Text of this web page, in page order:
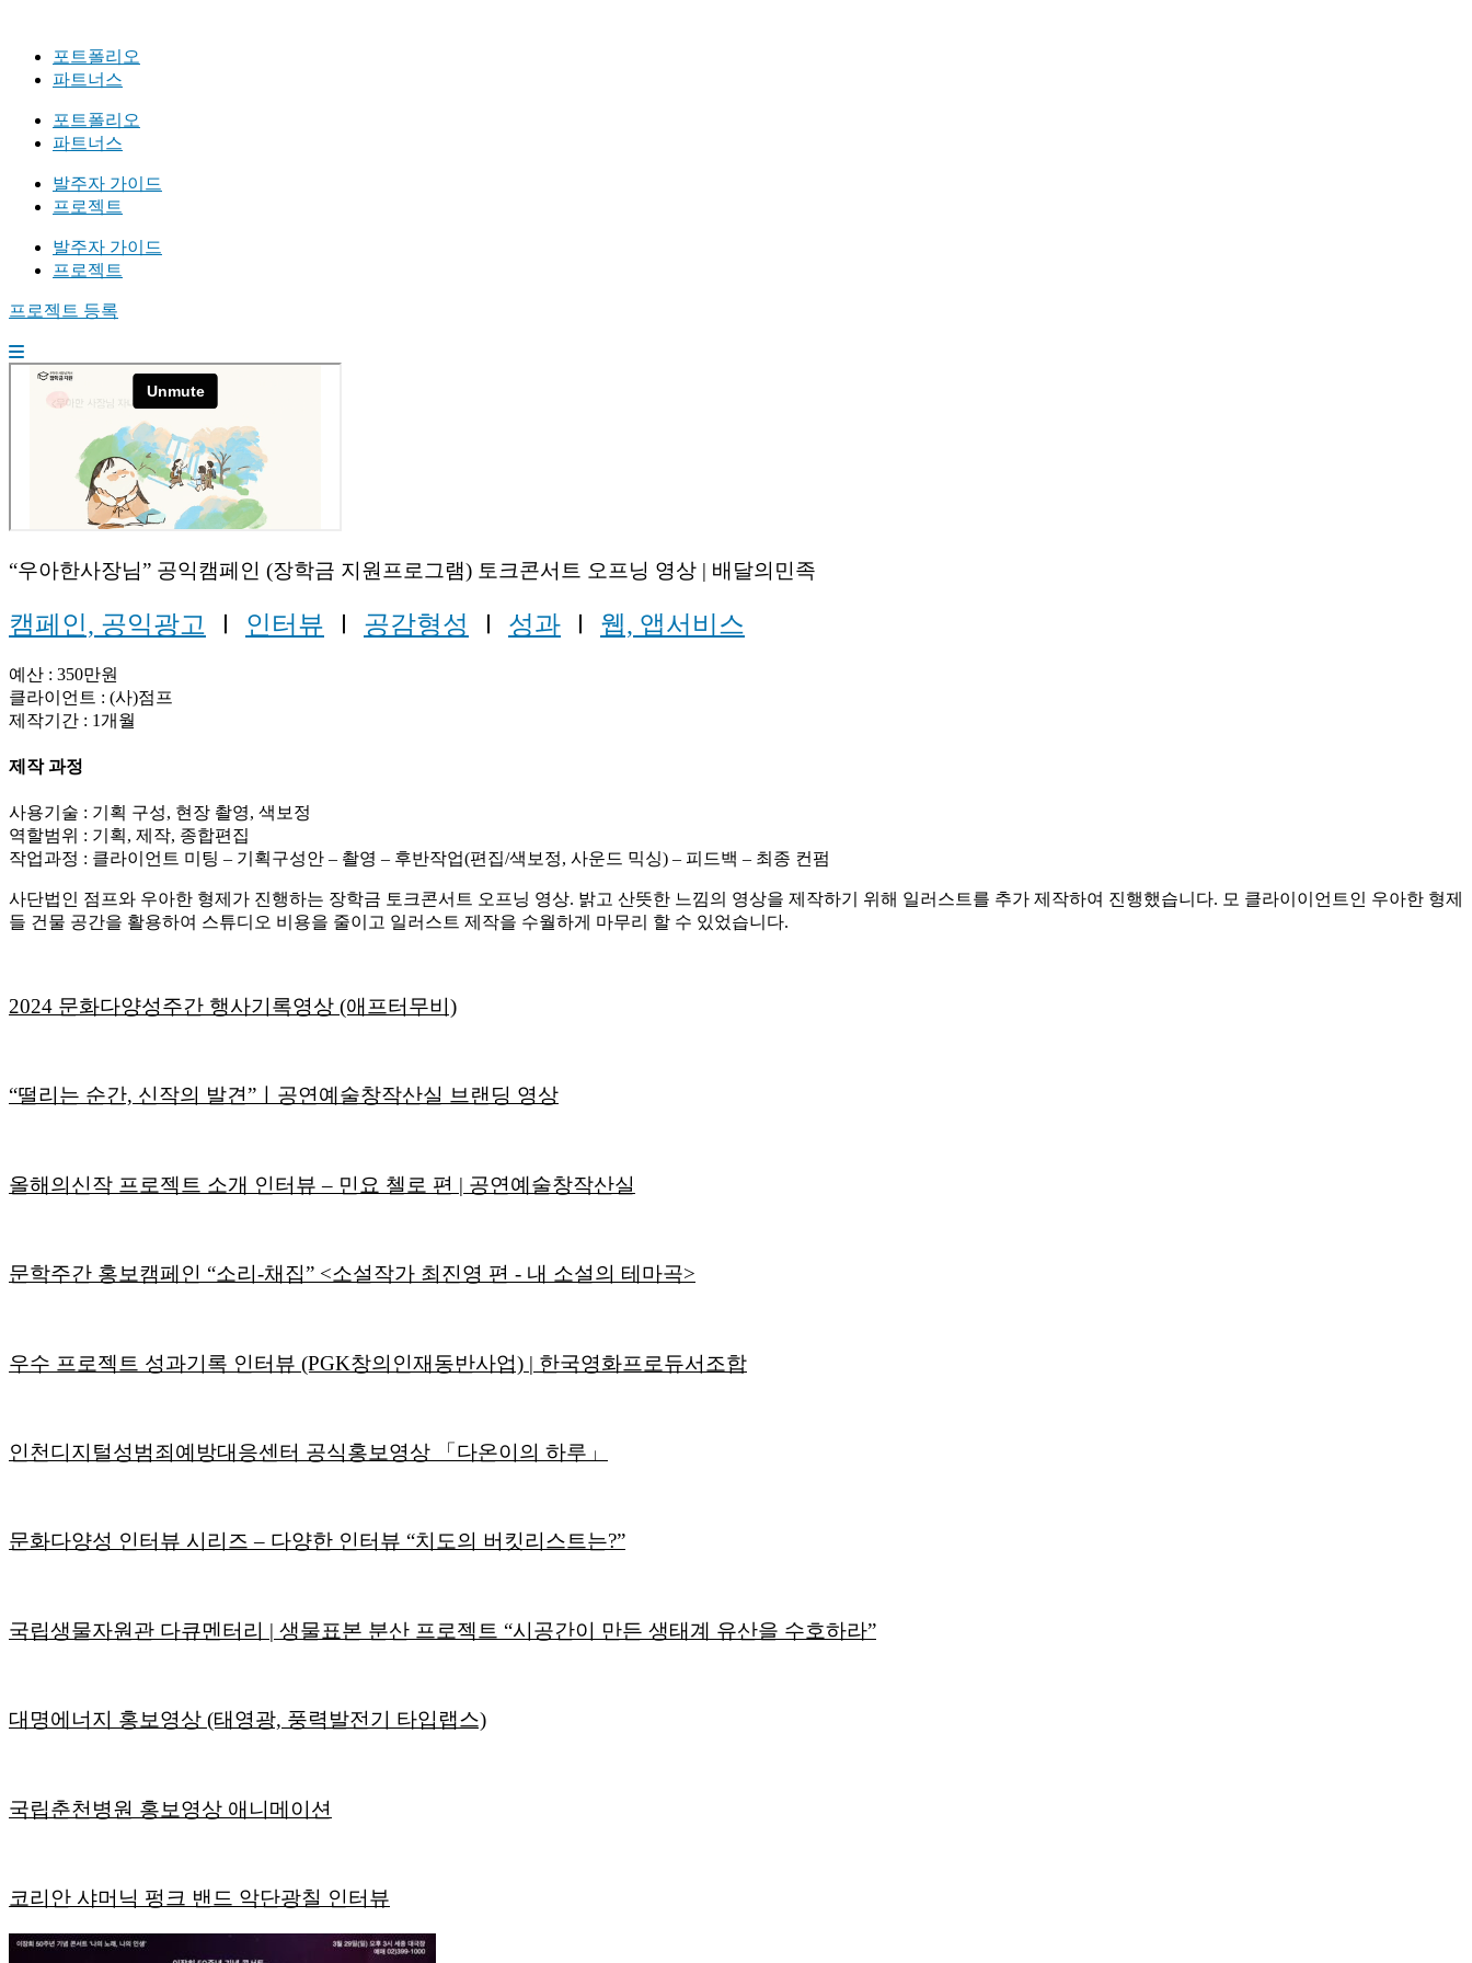
포트폴리오
파트너스
포트폴리오
파트너스
발주자 가이드
프로젝트
발주자 가이드
프로젝트
프로젝트 등록
“우아한사장님” 공익캠페인 (장학금 지원프로그램) 토크콘서트 오프닝 영상 | 배달의민족
캠페인, 공익광고 Ⅰ 인터뷰 Ⅰ 공감형성 Ⅰ 성과 Ⅰ 웹, 앱서비스
예산 : 350만원
클라이언트 : (사)점프
제작기간 : 1개월
제작 과정
사용기술 : 기획 구성, 현장 촬영, 색보정
역할범위 : 기획, 제작, 종합편집
작업과정 : 클라이언트 미팅 – 기획구성안 – 촬영 – 후반작업(편집/색보정, 사운드 믹싱) – 피드백 – 최종 컨펌
사단법인 점프와 우아한 형제가 진행하는 장학금 토크콘서트 오프닝 영상. 밝고 산뜻한 느낌의 영상을 제작하기 위해 일러스트를 추가 제작하여 진행했습니다. 모 클라이이언트인 우아한 형제
들 건물 공간을 활용하여 스튜디오 비용을 줄이고 일러스트 제작을 수월하게 마무리 할 수 있었습니다.
2024 문화다양성주간 행사기록영상 (애프터무비)
“떨리는 순간, 신작의 발견”ㅣ공연예술창작산실 브랜딩 영상
올해의신작 프로젝트 소개 인터뷰 – 민요 첼로 편 | 공연예술창작산실
문학주간 홍보캠페인 “소리-채집” <소설작가 최진영 편 - 내 소설의 테마곡>
우수 프로젝트 성과기록 인터뷰 (PGK창의인재동반사업) | 한국영화프로듀서조합
인천디지털성범죄예방대응센터 공식홍보영상 「다온이의 하루」
문화다양성 인터뷰 시리즈 – 다양한 인터뷰 “치도의 버킷리스트는?”
국립생물자원관 다큐멘터리 | 생물표본 분산 프로젝트 “시공간이 만든 생태계 유산을 수호하라”
대명에너지 홍보영상 (태영광, 풍력발전기 타입랩스)
국립춘천병원 홍보영상 애니메이션
코리안 샤머닉 펑크 밴드 악단광칠 인터뷰